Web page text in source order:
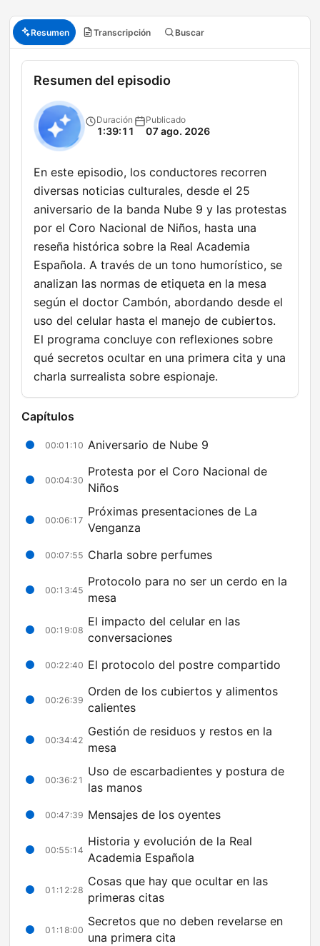
Resumen Transcripción Buscar
Resumen del episodio
Duración
1:39:11
Publicado
07 ago. 2026
En este episodio, los conductores recorren
diversas noticias culturales, desde el 25
aniversario de la banda Nube 9 y las protestas
por el Coro Nacional de Niños, hasta una
reseña histórica sobre la Real Academia
Española. A través de un tono humorístico, se
analizan las normas de etiqueta en la mesa
según el doctor Cambón, abordando desde el
uso del celular hasta el manejo de cubiertos.
El programa concluye con reflexiones sobre
qué secretos ocultar en una primera cita y una
charla surrealista sobre espionaje.
Capítulos
00:01:10 Aniversario de Nube 9
00:04:30
Protesta por el Coro Nacional de
Niños
00:06:17
Próximas presentaciones de La
Venganza
00:07:55 Charla sobre perfumes
00:13:45
Protocolo para no ser un cerdo en la
mesa
00:19:08
El impacto del celular en las
conversaciones
00:22:40 El protocolo del postre compartido
00:26:39
Orden de los cubiertos y alimentos
calientes
00:34:42
Gestión de residuos y restos en la
mesa
00:36:21
Uso de escarbadientes y postura de
las manos
00:47:39 Mensajes de los oyentes
00:55:14
Historia y evolución de la Real
Academia Española
01:12:28
Cosas que hay que ocultar en las
primeras citas
01:18:00
Secretos que no deben revelarse en
una primera cita